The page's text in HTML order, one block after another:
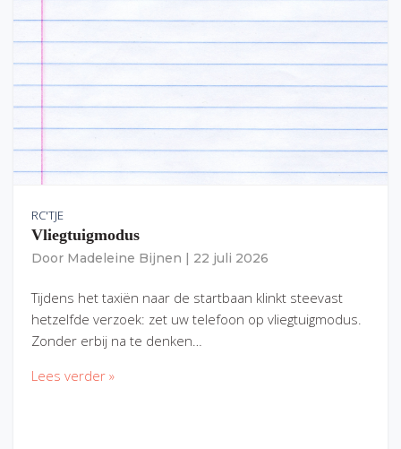
RC'TJE
Vliegtuigmodus
Door Madeleine Bijnen 22 juli 2026
Tijdens het taxiën naar de startbaan klinkt steevast
hetzelfde verzoek: zet uw telefoon op vliegtuigmodus.
Zonder erbij na te denken…
Lees verder »